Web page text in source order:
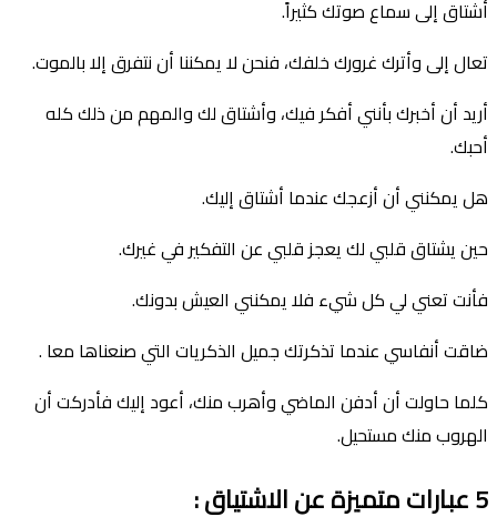
أشتاق إلى سماع صوتك كثيراً.
تعال إلى وأترك غرورك خلفك، فنحن لا يمكننا أن نتفرق إلا بالموت.
أريد أن أخبرك بأنني أفكر فيك، وأشتاق لك والمهم من ذلك كله
أحبك.
هل يمكنني أن أزعجك عندما أشتاق إليك.
حين يشتاق قلبي لك يعجز قلبي عن التفكير في غيرك.
فأنت تعني لي كل شيء فلا يمكنني العيش بدونك.
ضاقت أنفاسي عندما تذكرتك جميل الذكريات التي صنعناها معا .
كلما حاولت أن أدفن الماضي وأهرب منك، أعود إليك فأدركت أن
الهروب منك مستحيل.
5عبارات متميزة عن الاشتياق: